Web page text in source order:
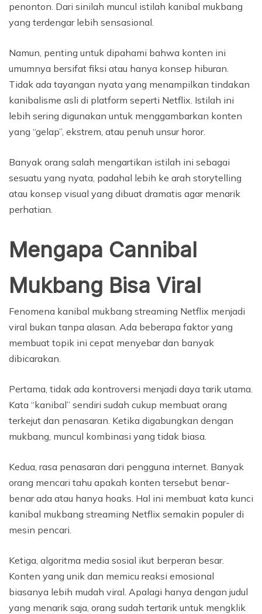
penonton. Dari sinilah muncul istilah kanibal mukbang
yang terdengar lebih sensasional.
Namun, penting untuk dipahami bahwa konten ini
umumnya bersifat fiksi atau hanya konsep hiburan.
Tidak ada tayangan nyata yang menampilkan tindakan
kanibalisme asli di platform seperti Netflix. Istilah ini
lebih sering digunakan untuk menggambarkan konten
yang “gelap”, ekstrem, atau penuh unsur horor.
Banyak orang salah mengartikan istilah ini sebagai
sesuatu yang nyata, padahal lebih ke arah storytelling
atau konsep visual yang dibuat dramatis agar menarik
perhatian.
Mengapa Cannibal
Mukbang Bisa Viral
Fenomena kanibal mukbang streaming Netflix menjadi
viral bukan tanpa alasan. Ada beberapa faktor yang
membuat topik ini cepat menyebar dan banyak
dibicarakan.
Pertama, tidak ada kontroversi menjadi daya tarik utama.
Kata “kanibal” sendiri sudah cukup membuat orang
terkejut dan penasaran. Ketika digabungkan dengan
mukbang, muncul kombinasi yang tidak biasa.
Kedua, rasa penasaran dari pengguna internet. Banyak
orang mencari tahu apakah konten tersebut benar-
benar ada atau hanya hoaks. Hal ini membuat kata kunci
kanibal mukbang streaming Netflix semakin populer di
mesin pencari.
Ketiga, algoritma media sosial ikut berperan besar.
Konten yang unik dan memicu reaksi emosional
biasanya lebih mudah viral. Apalagi hanya dengan judul
yang menarik saja, orang sudah tertarik untuk mengklik